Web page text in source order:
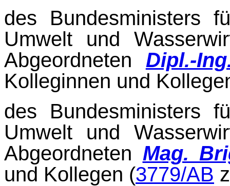
des Bundesministers
Umwelt und
Abgeordneten Dipl.-
Kolleginnen und
des Bundesministers
Umwelt und
Abgeordneten Mag.
und Kollegen (3779/AB